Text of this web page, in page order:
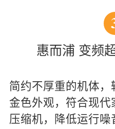
惠而浦 变频
简约不厚重的机体，
金色外观，符合现
压缩机，降低运行